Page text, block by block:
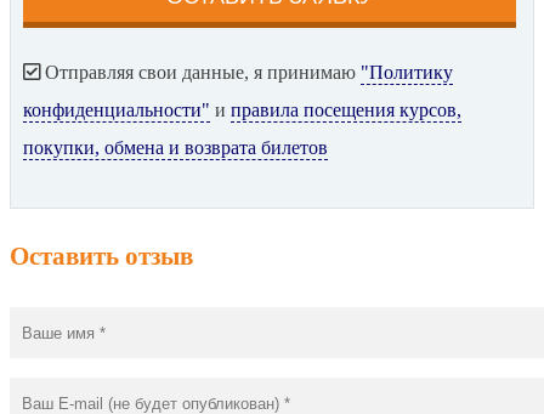
Отправляя свои данные, я принимаю "Политику
конфиденциальности" и правила посещения курсов,
покупки, обмена и возврата билетов
Оставить отзыв